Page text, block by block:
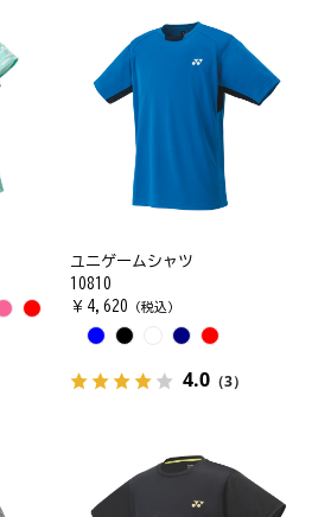
ユニゲームシャツ
10810
￥ 4,620 （税込）
4.0（3）